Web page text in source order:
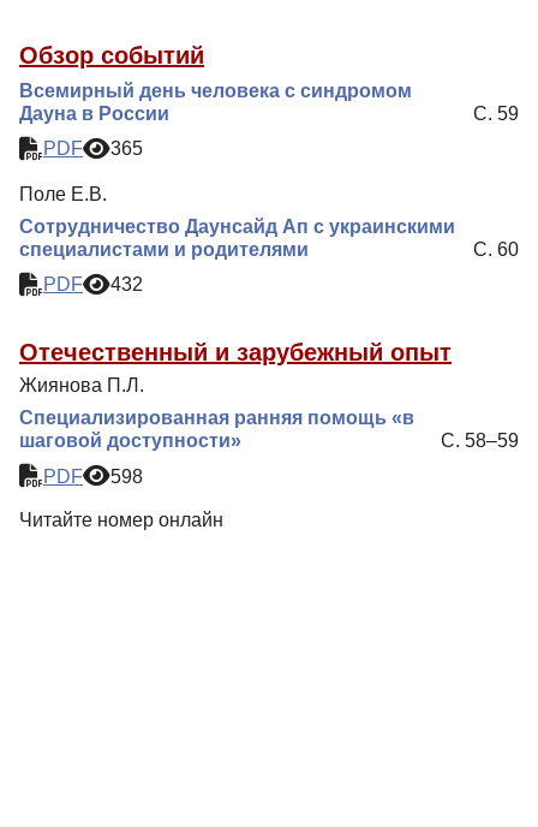
Обзор событий
Всемирный день человека с синдромом
Дауна в России
С. 59
PDF
365
Поле Е.В.
Сотрудничество Даунсайд Ап с украинскими
специалистами и родителями
С. 60
PDF
432
Отечественный и зарубежный опыт
Жиянова П.Л.
Специализированная ранняя помощь «в
шаговой доступности»
С. 58–59
PDF
598
Читайте номер онлайн